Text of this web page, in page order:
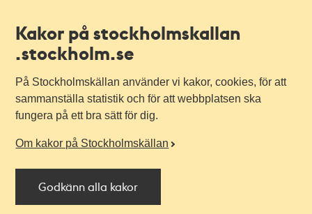
Kakor på stockholmskallan
.stockholm.se
På Stockholmskällan använder vi kakor, cookies, för att
sammanställa statistik och för att webbplatsen ska
fungera på ett bra sätt för dig.
Om kakor på Stockholmskällan
Godkänn alla kakor